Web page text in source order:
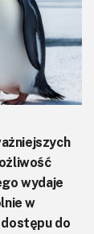
wydaje
w
do